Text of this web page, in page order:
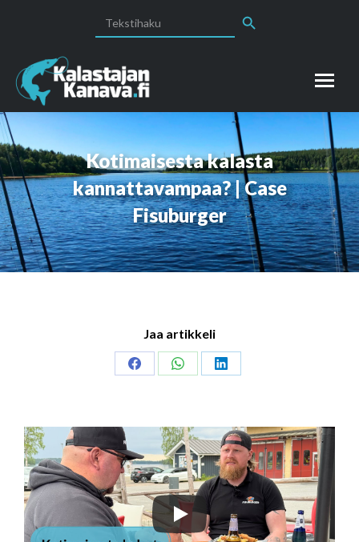
for:
Kotimaisesta kalasta
kannattavampaa? | Case
Fisuburger
Jaa artikkeli
Share
Share
Share